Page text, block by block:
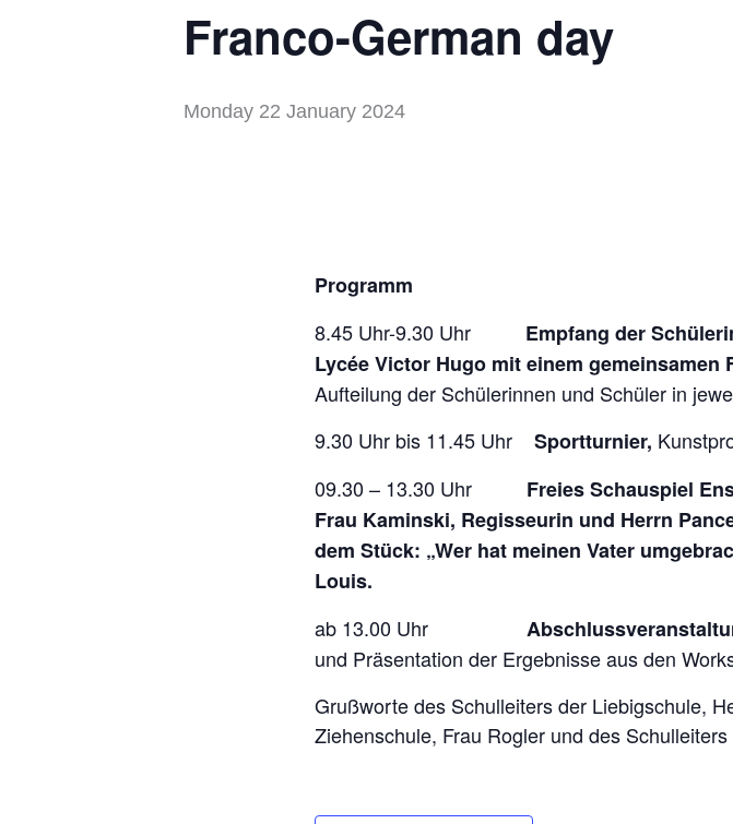
Franco-German day
Monday 22 January 2024
Programm
8.45 Uhr-9.30 Uhr Empfang der
Lycée Victor Hugo mit einem
Aufteilung der Schülerinnen und Schüler in
9.30 Uhr bis 11.45 Uhr Sportturnier,
09.30 – 13.30 Uhr Freies Schauspiel
Frau Kaminski, Regisseurin und Herrn
dem Stück: „Wer hat meinen Vater
Louis.
ab 13.00 Uhr
und Präsentation der Ergebnisse aus den
Grußworte des Schulleiters der Liebigschule,
Ziehenschule, Frau Rogler und des